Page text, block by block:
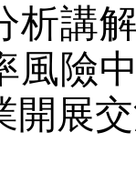
析講
風險
開展